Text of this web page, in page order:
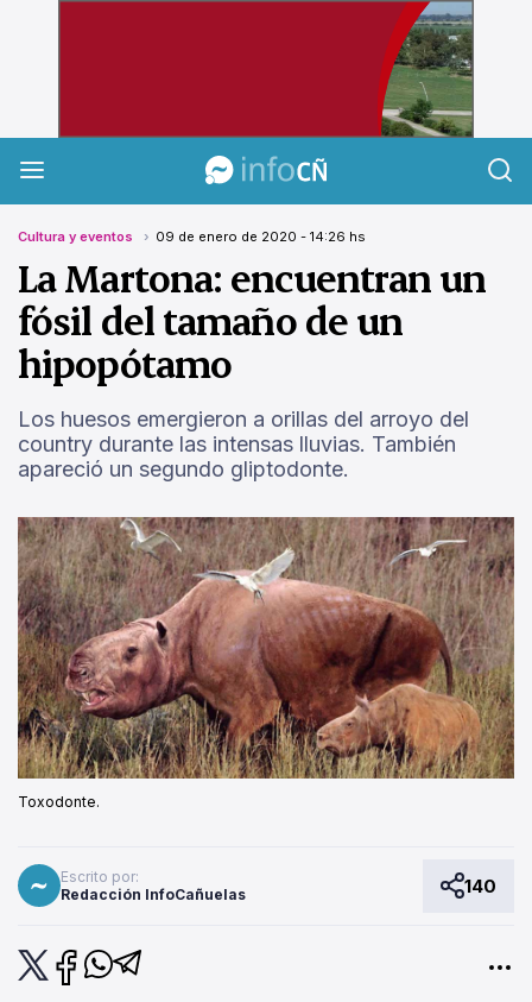
Cultura y eventos 09 de enero de 2020 - 14:26 hs
La Martona: encuentran un
fósil del tamaño de un
hipopótamo
Los huesos emergieron a orillas del arroyo del
country durante las intensas lluvias. También
apareció un segundo gliptodonte.
Toxodonte.
Escrito por:
Redacción InfoCañuelas
140